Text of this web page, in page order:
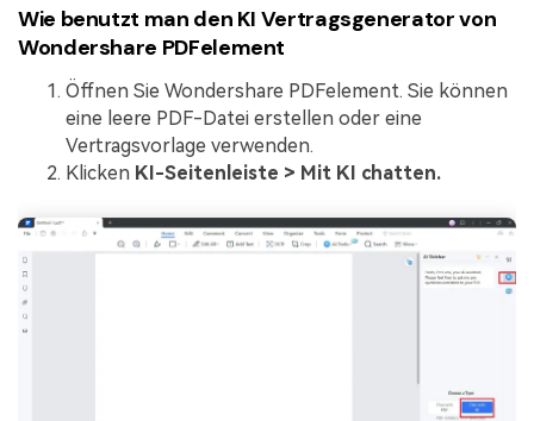
Wie benutzt man den KI Vertragsgenerator von
Wondershare PDFelement
Öffnen Sie Wondershare PDFelement. Sie können
eine leere PDF-Datei erstellen oder eine
Vertragsvorlage verwenden.
Klicken KI-Seitenleiste > Mit KI chatten.